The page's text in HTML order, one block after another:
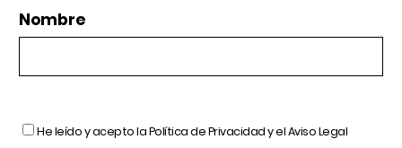
Nombre
He leído y acepto laPolítica de Privacidady elAviso Legal